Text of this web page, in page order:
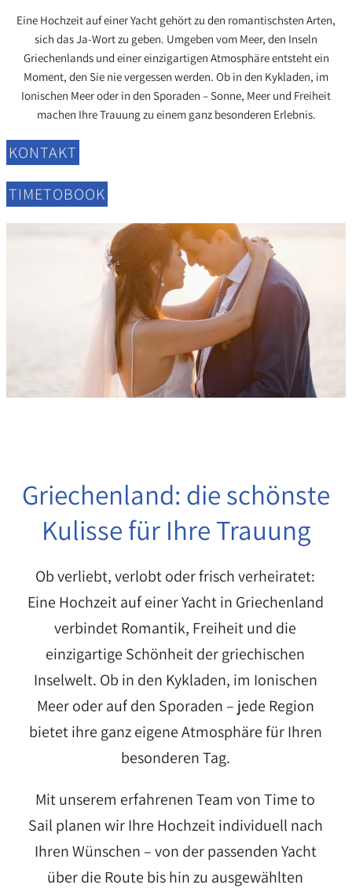
Eine Hochzeit auf einer Yacht gehört zu den romantischsten Arten,
sich das Ja-Wort zu geben. Umgeben vom Meer, den Inseln
Griechenlands und einer einzigartigen Atmosphäre entsteht ein
Moment, den Sie nie vergessen werden. Ob in den Kykladen, im
Ionischen Meer oder in den Sporaden – Sonne, Meer und Freiheit
machen Ihre Trauung zu einem ganz besonderen Erlebnis.
KONTAKT
TIMETOBOOK
Griechenland: die schönste
Kulisse für Ihre Trauung
Ob verliebt, verlobt oder frisch verheiratet:
Eine Hochzeit auf einer Yacht in Griechenland
verbindet Romantik, Freiheit und die
einzigartige Schönheit der griechischen
Inselwelt. Ob in den Kykladen, im Ionischen
Meer oder auf den Sporaden – jede Region
bietet ihre ganz eigene Atmosphäre für Ihren
besonderen Tag.
Mit unserem erfahrenen Team von Time to
Sail planen wir Ihre Hochzeit individuell nach
Ihren Wünschen – von der passenden Yacht
über die Route bis hin zu ausgewählten